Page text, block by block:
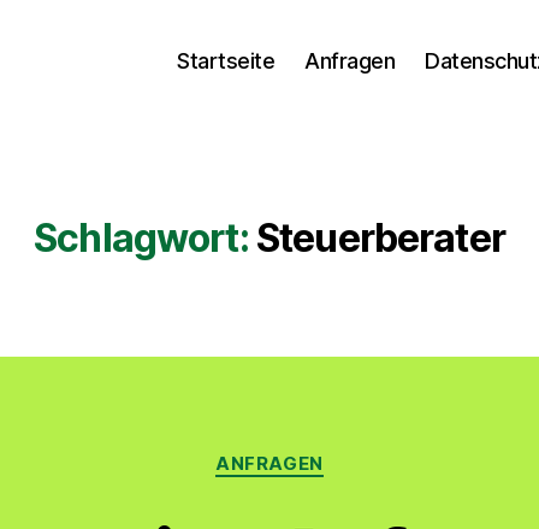
Startseite Anfragen
Schlagwort: Steuerberater
Kategorien
ANFRAGEN